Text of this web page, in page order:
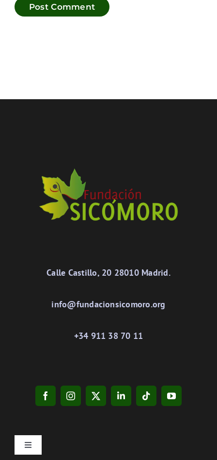
Calle Castillo, 20 28010 Madrid.
info@fundacionsicomoro.org
+34 911 38 70 11
Toggle